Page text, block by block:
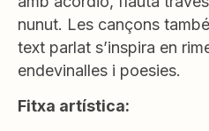
nunut. Les cançons
text parlat s’inspira en
endevinalles i poesies.
Fitxa artística: